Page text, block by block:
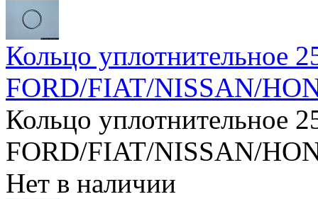
Кольцо уплотнительное
FORD/FIAT/NISSAN/
Кольцо уплотнительное
FORD/FIAT/NISSAN/
Нет в наличии